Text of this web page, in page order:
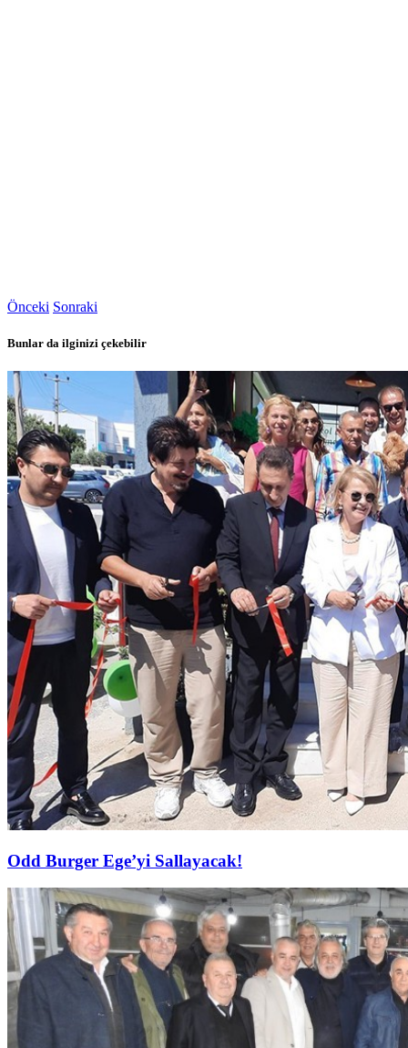
Önceki Sonraki
Bunlar da ilginizi çekebilir
Odd Burger Ege’yi Sallayacak!